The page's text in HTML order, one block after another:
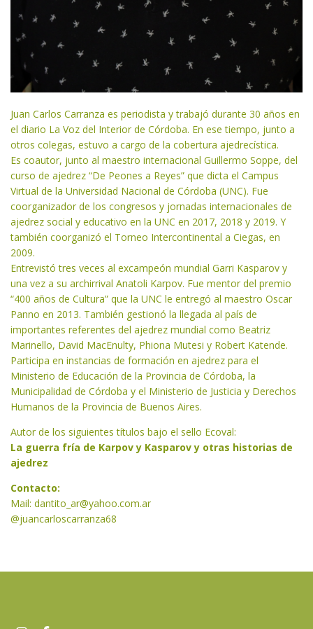
Juan Carlos Carranza es periodista y trabajó durante 30 años en
el diario La Voz del Interior de Córdoba. En ese tiempo, junto a
otros colegas, estuvo a cargo de la cobertura ajedrecística.
Es coautor, junto al maestro internacional Guillermo Soppe, del
curso de ajedrez “De Peones a Reyes” que dicta el Campus
Virtual de la Universidad Nacional de Córdoba (UNC). Fue
coorganizador de los congresos y jornadas internacionales de
ajedrez social y educativo en la UNC en 2017, 2018 y 2019. Y
también coorganizó el Torneo Intercontinental a Ciegas, en
2009.
Entrevistó tres veces al excampeón mundial Garri Kasparov y
una vez a su archirrival Anatoli Karpov. Fue mentor del premio
“400 años de Cultura” que la UNC le entregó al maestro Oscar
Panno en 2013. También gestionó la llegada al país de
importantes referentes del ajedrez mundial como Beatriz
Marinello, David MacEnulty, Phiona Mutesi y Robert Katende.
Participa en instancias de formación en ajedrez para el
Ministerio de Educación de la Provincia de Córdoba, la
Municipalidad de Córdoba y el Ministerio de Justicia y Derechos
Humanos de la Provincia de Buenos Aires.
Autor de los siguientes títulos bajo el sello Ecoval:
La guerra fría de Karpov y Kasparov y otras historias de
ajedrez
Contacto:
Mail: dantito_ar@yahoo.com.ar
@juancarloscarranza68